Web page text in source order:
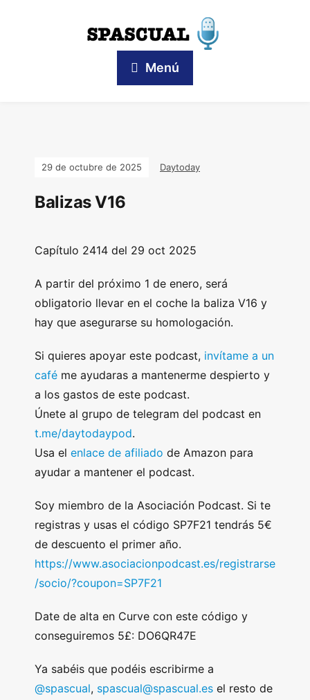
Menú
29 de octubre de 2025 Daytoday
Balizas V16
Capítulo 2414 del 29 oct 2025
A partir del próximo 1 de enero, será
obligatorio llevar en el coche la baliza V16 y
hay que asegurarse su homologación.
Si quieres apoyar este podcast, invítame a un
café me ayudaras a mantenerme despierto y
a los gastos de este podcast.
Únete al grupo de telegram del podcast en
t.me/daytodaypod.
Usa el enlace de afiliado de Amazon para
ayudar a mantener el podcast.
Soy miembro de la Asociación Podcast. Si te
registras y usas el código SP7F21 tendrás 5€
de descuento el primer año.
https://www.asociacionpodcast.es/registrarse
/socio/?coupon=SP7F21
Date de alta en Curve con este código y
conseguiremos 5£: DO6QR47E
Ya sabéis que podéis escribirme a
@spascual, spascual@spascual.es el resto de